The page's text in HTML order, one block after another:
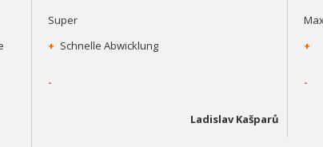
Super
+ Schnelle Abwicklung
-
Ladislav Kašparů
+
-